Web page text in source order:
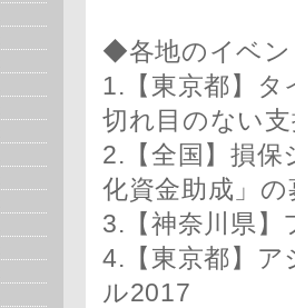
◆各地のイベン
1.【東京都】
切れ目のない
2.【全国】損保
化資金助成」の
3.【神奈川県
4.【東京都】
ル2017